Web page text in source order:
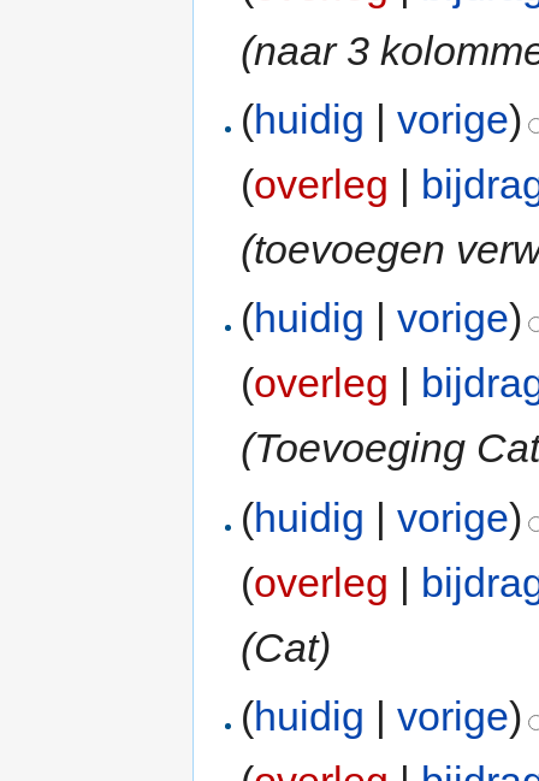
(naar 3
(huidig |vorige)
(overleg |
(toevoegen
(huidig |vorige)
(overleg
(Toevoeging
(huidig |vorige)
(overleg |
(Cat)
(huidig |vorige)